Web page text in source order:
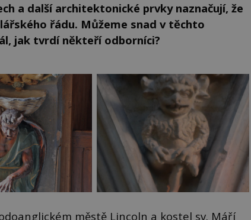
a další architektonické prvky naznačují, že
řádu. Můžeme snad v těchto
jak tvrdí někteří odborníci?
městě Lincoln a kostel sv. Máří